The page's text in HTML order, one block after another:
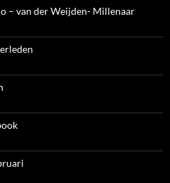
– van der Weijden- Millenaar